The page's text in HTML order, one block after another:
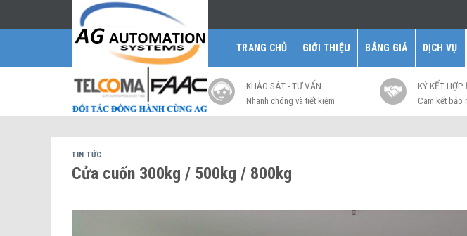
to
TRANG CHỦ GIỚI THIỆU BẢNG GIÁ DỊCH VỤ
KHẢO SÁT - TƯ VẤN
Nhanh chóng và tiết kiệm
KÝ KẾT HỢP
Cam kết bảo
TIN TỨC
Cửa cuốn 300kg / 500kg / 800kg